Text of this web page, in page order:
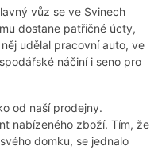
vůz se ve Svinech
dostane patřičné úcty,
udělal pracovní auto, ve
náčiní i seno pro
od naší prodejny.
nabízeného zboží. Tím, že
domku, se jednalo